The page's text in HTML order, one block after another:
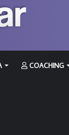
COACHING